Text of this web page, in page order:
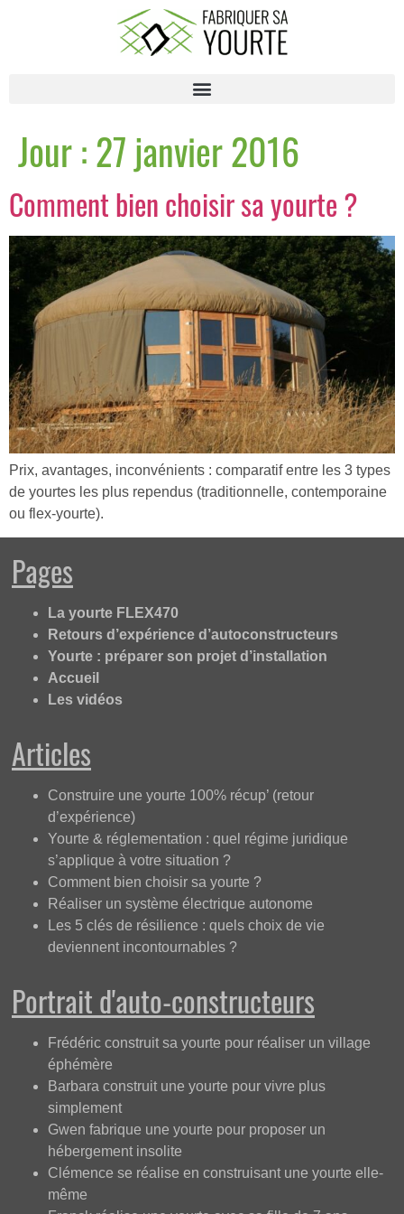
Jour :27 janvier 2016
Comment bien choisir sa yourte ?
Prix, avantages, inconvénients : comparatif entre les 3 types
de yourtes les plus rependus (traditionnelle, contemporaine
ou flex-yourte).
Pages
La yourte FLEX470
Retours d’expérience d’autoconstructeurs
Yourte : préparer son projet d’installation
Accueil
Les vidéos
Articles
Construire une yourte 100% récup’ (retour
d’expérience)
Yourte & réglementation : quel régime juridique
s’applique à votre situation ?
Comment bien choisir sa yourte ?
Réaliser un système électrique autonome
Les 5 clés de résilience : quels choix de vie
deviennent incontournables ?
Portrait d'auto-constructeurs
Frédéric construit sa yourte pour réaliser un village
éphémère
Barbara construit une yourte pour vivre plus
simplement
Gwen fabrique une yourte pour proposer un
hébergement insolite
Clémence se réalise en construisant une yourte elle-
même